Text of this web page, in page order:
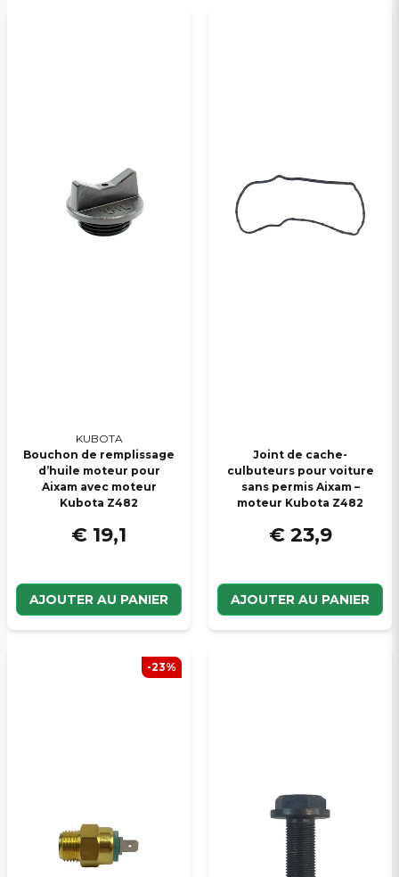
KUBOTA
Bouchon de remplissage
d’huile moteur pour
Aixam avec moteur
Kubota Z482
€ 19,1
AJOUTER AU PANIER
Joint de cache-
culbuteurs pour voiture
sans permis Aixam –
moteur Kubota Z482
€ 23,9
AJOUTER AU PANIER
-23%
Veuillez envoyer une question